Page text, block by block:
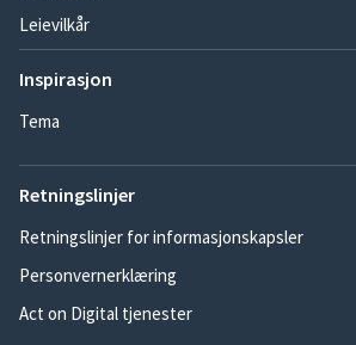
Leievilkår
Inspirasjon
Tema
Retningslinjer
Retningslinjer for informasjonskapsler
Personvernerklæring
Act on Digital tjenester